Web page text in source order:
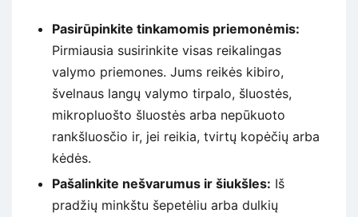
Pasirūpinkite tinkamomis priemonėmis:
Pirmiausia susirinkite visas reikalingas
valymo priemones. Jums reikės kibiro,
švelnaus langų valymo tirpalo, šluostės,
mikropluošto šluostės arba nepūkuoto
rankšluosčio ir, jei reikia, tvirtų kopėčių arba
kėdės.
Pašalinkite nešvarumus ir šiukšles: Iš
pradžių minkštu šepetėliu arba dulkių